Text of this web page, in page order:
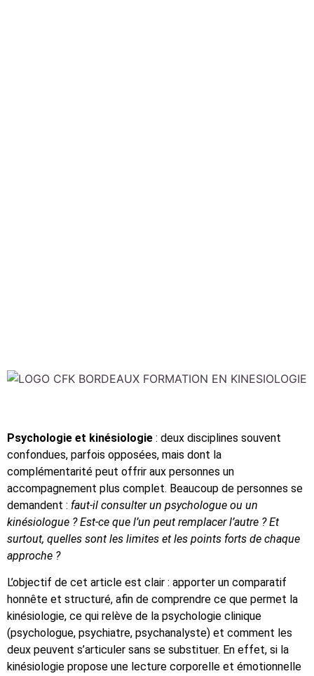
Psychologie et kinésiologie : deux disciplines souvent
confondues, parfois opposées, mais dont la
complémentarité peut offrir aux personnes un
accompagnement plus complet. Beaucoup de personnes se
demandent : faut-il consulter un psychologue ou un
kinésiologue ? Est-ce que l’un peut remplacer l’autre ? Et
surtout, quelles sont les limites et les points forts de chaque
approche ?
L’objectif de cet article est clair : apporter un comparatif
honnête et structuré, afin de comprendre ce que permet la
kinésiologie, ce qui relève de la psychologie clinique
(psychologue, psychiatre, psychanalyste) et comment les
deux peuvent s’articuler sans se substituer. En effet, si la
kinésiologie propose une lecture corporelle et émotionnelle